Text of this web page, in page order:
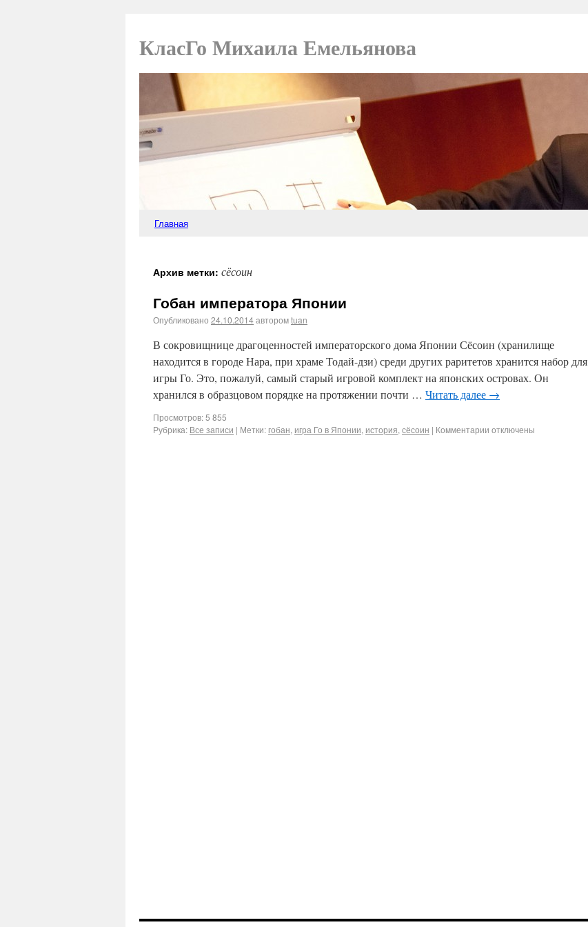
КласГо Михаила Емельянова
Главная
Архив метки: сёсоин
Гобан императора Японии
Опубликовано 24.10.2014авторомtuan
В сокровищнице драгоценностей императорского дома Японии Сёсоин (хранилище
находится в городе Нара, при храме Тодай-дзи) среди других раритетов хранится набор для
игры Го. Это, пожалуй, самый старый игровой комплект на японских островах. Он
хранился в образцовом порядке на протяжении почти … Читать далее →
Просмотров: 5 855
Рубрика: Все записи | Метки: гобан, игра Го в Японии, история, сёсоин | Комментарии отключены